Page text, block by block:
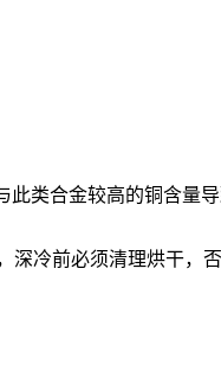
类合金较高的铜含
冷前必须清理烘干，